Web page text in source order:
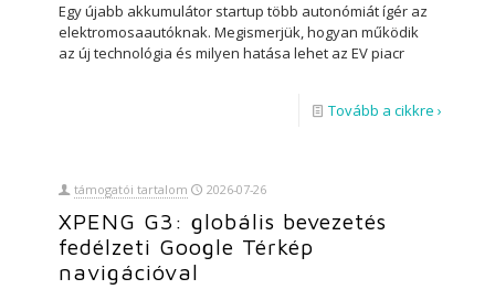
Egy újabb akkumulátor startup több autonómiát ígér az
elektromosaautóknak. Megismerjük, hogyan működik
az új technológia és milyen hatása lehet az EV piacr
Tovább a cikkre ›
támogatói tartalom 2026-07-26
XPENG G3: globális bevezetés
fedélzeti Google Térkép
navigációval